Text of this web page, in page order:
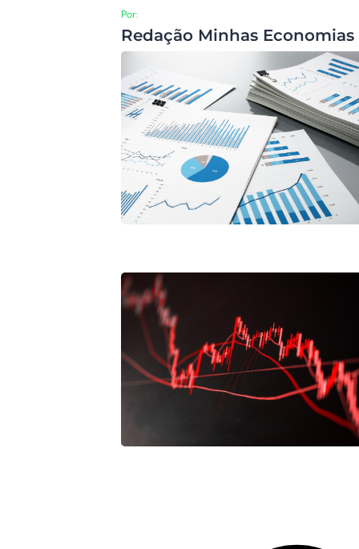
Por:
Redação Minhas Economias